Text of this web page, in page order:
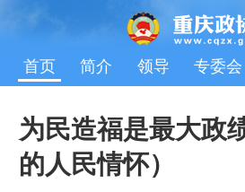
首页 简介 领导 专委会
为民造福是最大政
的人民情怀）